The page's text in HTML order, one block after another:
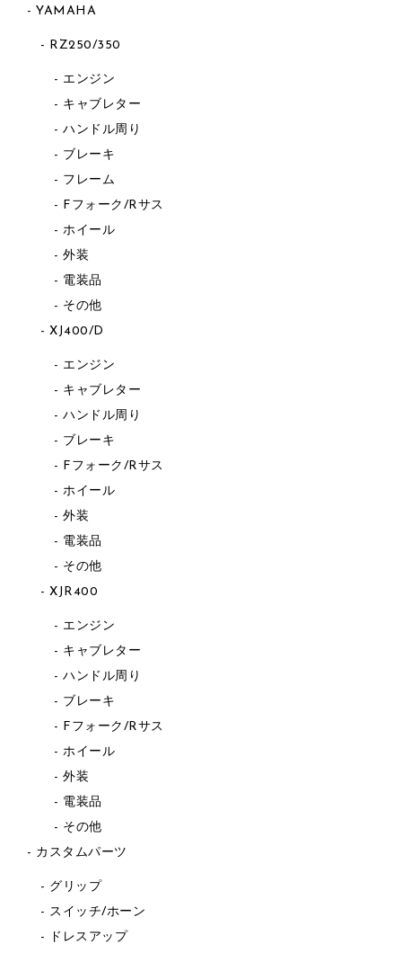
YAMAHA
RZ250/350
エンジン
キャブレター
ハンドル周り
ブレーキ
フレーム
Fフォーク/Rサス
ホイール
外装
電装品
その他
XJ400/D
エンジン
キャブレター
ハンドル周り
ブレーキ
Fフォーク/Rサス
ホイール
外装
電装品
その他
XJR400
エンジン
キャブレター
ハンドル周り
ブレーキ
Fフォーク/Rサス
ホイール
外装
電装品
その他
カスタムパーツ
グリップ
スイッチ/ホーン
ドレスアップ